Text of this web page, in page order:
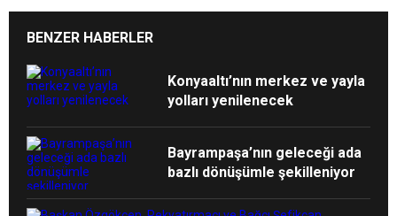
BENZER HABERLER
Konyaaltı’nın merkez ve yayla
yolları yenilenecek
Bayrampaşa’nın geleceği ada
bazlı dönüşümle şekilleniyor